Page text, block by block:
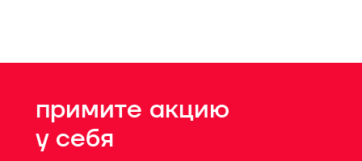
примите акцию
у себя